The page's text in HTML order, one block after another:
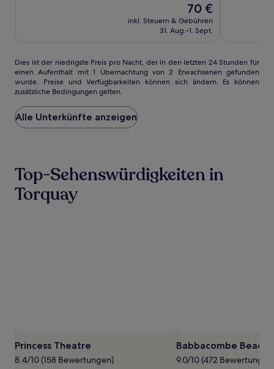
Der
Preis
beträgt
70 €
inkl. Steuern & Gebühren
31. Aug.–1. Sept.
Dies
ist
der
niedrigste
Preis
pro
Nacht,
letzten
24 Stunden
für
ändern.
Es
Dies ist der niedrigste Preis pro Nacht, der in den letzten 24 Stunden für
einen Aufenthalt mit 1 Übernachtung von 2 Erwachsenen gefunden
wurde. Preise und Verfügbarkeiten können sich ändern. Es können
zusätzliche Bedingungen gelten.
Alle Unterkünfte anzeigen
Top-Sehenswürdigkeiten in
Torquay
Princess Theatre
8.4/10 (158 Bewertungen)
Babbacombe Beach
9.0/10 (472